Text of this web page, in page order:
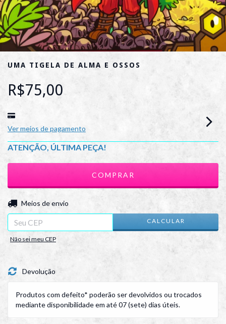
UMA TIGELA DE ALMA E OSSOS
R$75,00
Ver meios de pagamento
ATENÇÃO, ÚLTIMA PEÇA!
Entregas para o CEP:
Meios de envio
CALCULAR
Não sei meu CEP
Devolução
Produtos com defeito* poderão ser devolvidos ou trocados
mediante disponibilidade em até 07 (sete) dias úteis.